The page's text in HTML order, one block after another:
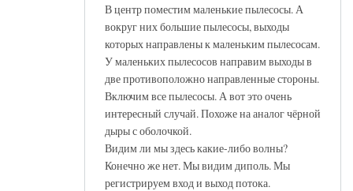
В центр поместим маленькие пылесосы. А
вокруг них большие пылесосы, выходы
которых направлены к маленьким пылесосам.
У маленьких пылесосов направим выходы в
две противоположно направленные стороны.
Включим все пылесосы. А вот это очень
интересный случай. Похоже на аналог чёрной
дыры с оболочкой.
Видим ли мы здесь какие-либо волны?
Конечно же нет. Мы видим диполь. Мы
регистрируем вход и выход потока.